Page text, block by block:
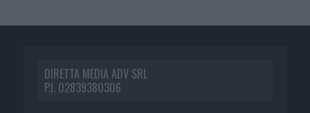
DIRETTA MEDIA ADV SRL
P.I. 02839380306